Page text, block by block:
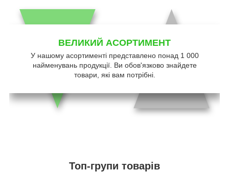
ВЕЛИКИЙ АСОРТИМЕНТ
У нашому асортименті представлено понад 1 000
найменувань продукції. Ви обов'язково знайдете
товари, які вам потрібні.
Топ-групи товарів